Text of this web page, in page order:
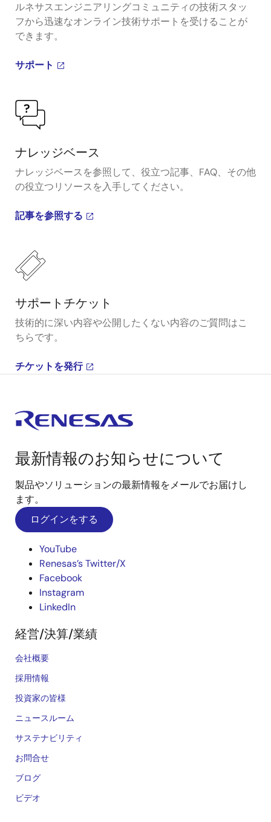
ルネサスエンジニアリングコミュニティの技術スタッ
フから迅速なオンライン技術サポートを受けることが
できます。
サポート
ナレッジベース
ナレッジベースを参照して、役立つ記事、FAQ、その他
の役立つリソースを入手してください。
記事を参照する
サポートチケット
技術的に深い内容や公開したくない内容のご質問はこ
ちらです。
チケットを発行
最新情報のお知らせについて
製品やソリューションの最新情報をメールでお届けし
ます。
ログインをする
YouTube
Renesas’s Twitter/X
Facebook
Instagram
LinkedIn
経営/決算/業績
会社概要
採用情報
投資家の皆様
ニュースルーム
サステナビリティ
お問合せ
ブログ
ビデオ